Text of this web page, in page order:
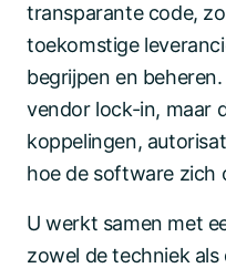
transparante code,
toekomstige
begrijpen en
vendor lock-in, maar
koppelingen,
hoe de software zich
U werkt samen met
zowel de techniek